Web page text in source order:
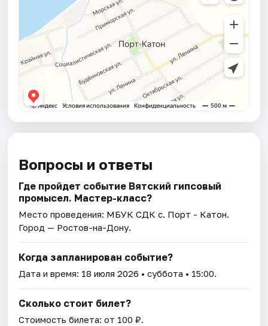
Вопросы и ответы
Где пройдет событие Вятский гипсовый
промысел. Мастер-класс?
Место проведения: МБУК СДК с. Порт - Катон.
Город — Ростов-на-Дону.
Когда запланирован событие?
Дата и время: 18 июля 2026 • суббота • 15:00.
Сколько стоит билет?
Стоимость билета: от 100 ₽.